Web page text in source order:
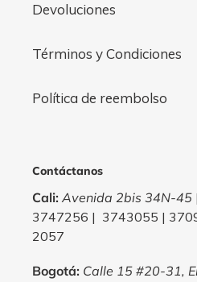
Devoluciones
Términos y Condiciones
Política de reembolso
Contáctanos
Cali: Avenida 2bis 34N-45
3747256 | 3743055 |
2057
Bogotá: Calle 15 #20-31,